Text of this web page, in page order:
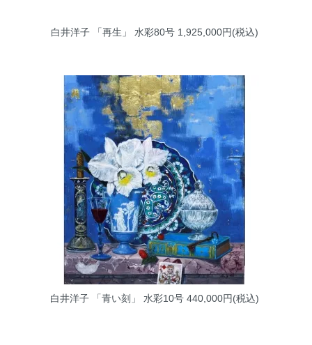
白井洋子 「再生」 水彩80号1,925,000円(税込)
白井洋子 「青い刻」 水彩10号440,000円(税込)